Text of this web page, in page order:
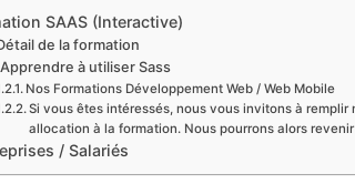
SAAS (Interactive)
de la formation
Apprendre à utiliser Sass
Nos Formations Développement Web / Web Mobile
Si vous êtes intéressés, nous vous invitons à
allocation à la formation. Nous pourrons alors
/ Salariés